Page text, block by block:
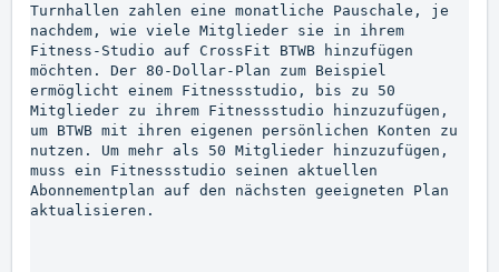
Turnhallen zahlen eine monatliche Pauschale, je
nachdem, wie viele Mitglieder sie in ihrem
Fitness-Studio auf CrossFit BTWB hinzufügen
möchten. Der 80-Dollar-Plan zum Beispiel
ermöglicht einem Fitnessstudio, bis zu 50
Mitglieder zu ihrem Fitnessstudio hinzuzufügen,
um BTWB mit ihren eigenen persönlichen Konten zu
nutzen. Um mehr als 50 Mitglieder hinzuzufügen,
muss ein Fitnessstudio seinen aktuellen
Abonnementplan auf den nächsten geeigneten Plan
aktualisieren.